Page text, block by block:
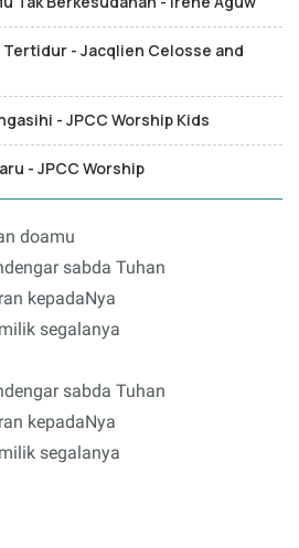
Tertidur - Jacqlien Celosse and
- JPCC Worship Kids
- JPCC Worship
doamu
sabda Tuhan
kepadaNya
segalanya
sabda Tuhan
kepadaNya
segalanya